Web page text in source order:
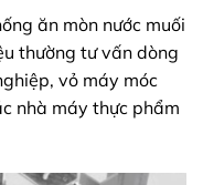
ăn mòn nước muối
thường tư vấn dòng
vỏ máy móc
nhà máy thực phẩm